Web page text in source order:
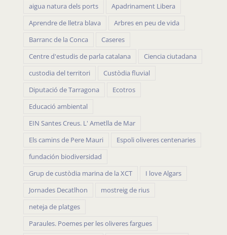
aigua natura dels ports
Apadrinament Libera
Aprendre de lletra blava
Arbres en peu de vida
Barranc de la Conca
Caseres
Centre d'estudis de parla catalana
Ciencia ciutadana
custodia del territori
Custòdia fluvial
Diputació de Tarragona
Ecotros
Educació ambiental
EIN Santes Creus. L' Ametlla de Mar
Els camins de Pere Mauri
Espoli oliveres centenaries
fundación biodiversidad
Grup de custòdia marina de la XCT
I love Algars
Jornades Decatlhon
mostreig de rius
neteja de platges
Paraules. Poemes per les oliveres fargues